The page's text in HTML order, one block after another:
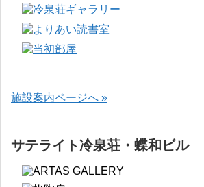
施設案内ページへ »
サテライト冷泉荘・蝶和ビル